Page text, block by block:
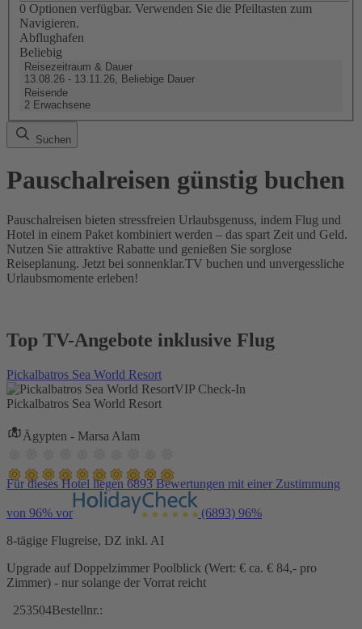
0 Optionen verfügbar. Verwenden Sie die Pfeiltasten zum
Navigieren.
Abflughafen
Beliebig
Reisezeitraum & Dauer
13.08.26 - 13.11.26, Beliebige Dauer
Reisende
2 Erwachsene
Suchen
Pauschalreisen günstig buchen
Pauschalreisen bieten stressfreien Urlaubsgenuss, indem Flug und
Hotel in einem Paket kombiniert werden – das spart Zeit und Geld.
Nutzen Sie attraktive Rabatte und genießen Sie sorglose
Reiseplanung. Jetzt bei sonnenklar.TV buchen und unvergessliche
Urlaubsmomente erleben!
Top TV-Angebote inklusive Flug
Pickalbatros Sea World Resort
VIP Check-In
Pickalbatros Sea World Resort
Ägypten - Marsa Alam
Für dieses Hotel liegen 6893 Bewertungen mit einer Zustimmung
von 96% vor (6893) 96%
8-tägige Flugreise, DZ inkl. AI
Upgrade auf Doppelzimmer Poolblick (Wert: € ca. € 84,- pro
Zimmer) - nur solange der Vorrat reicht
253504Bestellnr.: